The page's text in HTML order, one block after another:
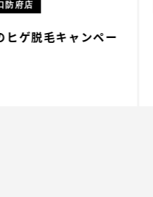
防府店
ヒゲ脱毛キャンペー